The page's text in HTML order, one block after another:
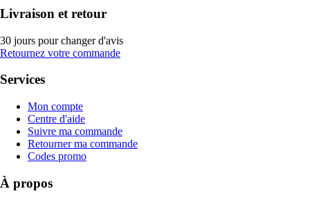
Livraison et retour
30 jours pour changer d'avis
Retournez votre commande
Services
Mon compte
Centre d'aide
Suivre ma commande
Retourner ma commande
Codes promo
À propos